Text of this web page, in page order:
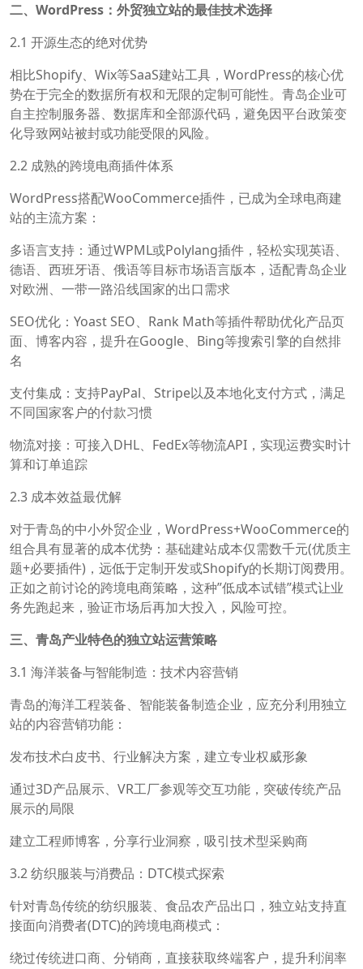
二、WordPress：外贸独立站的最佳技术选择
2.1 开源生态的绝对优势
相比Shopify、Wix等SaaS建站工具，WordPress的核心优
势在于完全的数据所有权和无限的定制可能性。青岛企业可
自主控制服务器、数据库和全部源代码，避免因平台政策变
化导致网站被封或功能受限的风险。
2.2 成熟的跨境电商插件体系
WordPress搭配WooCommerce插件，已成为全球电商建
站的主流方案：
多语言支持：通过WPML或Polylang插件，轻松实现英语、
德语、西班牙语、俄语等目标市场语言版本，适配青岛企业
对欧洲、一带一路沿线国家的出口需求
SEO优化：Yoast SEO、Rank Math等插件帮助优化产品页
面、博客内容，提升在Google、Bing等搜索引擎的自然排
名
支付集成：支持PayPal、Stripe以及本地化支付方式，满足
不同国家客户的付款习惯
物流对接：可接入DHL、FedEx等物流API，实现运费实时计
算和订单追踪
2.3 成本效益最优解
对于青岛的中小外贸企业，WordPress+WooCommerce的
组合具有显著的成本优势：基础建站成本仅需数千元(优质主
题+必要插件)，远低于定制开发或Shopify的长期订阅费用。
正如之前讨论的跨境电商策略，这种”低成本试错”模式让业
务先跑起来，验证市场后再加大投入，风险可控。
三、青岛产业特色的独立站运营策略
3.1 海洋装备与智能制造：技术内容营销
青岛的海洋工程装备、智能装备制造企业，应充分利用独立
站的内容营销功能：
发布技术白皮书、行业解决方案，建立专业权威形象
通过3D产品展示、VR工厂参观等交互功能，突破传统产品
展示的局限
建立工程师博客，分享行业洞察，吸引技术型采购商
3.2 纺织服装与消费品：DTC模式探索
针对青岛传统的纺织服装、食品农产品出口，独立站支持直
接面向消费者(DTC)的跨境电商模式：
绕过传统进口商、分销商，直接获取终端客户，提升利润率